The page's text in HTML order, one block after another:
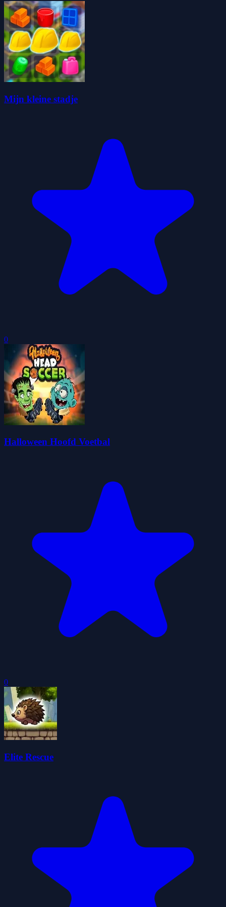
Mijn kleine stadje
0
Halloween Hoofd Voetbal
0
Elite Rescue